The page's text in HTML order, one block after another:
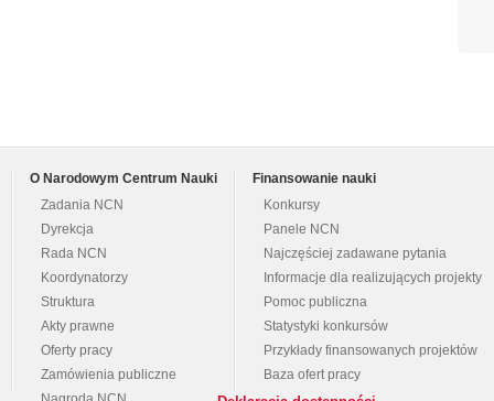
O Narodowym Centrum Nauki
Zadania NCN
Dyrekcja
Rada NCN
Koordynatorzy
Struktura
Akty prawne
Oferty pracy
Zamówienia publiczne
Finansowanie nauki
Konkursy
Panele NCN
Najczęściej zadawane pytania
Informacje dla realizujących projekty
Pomoc publiczna
Statystyki konkursów
Przykłady finansowanych projektów
Baza ofert pracy